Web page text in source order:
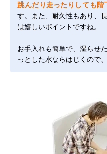
跳んだり走ったりしても階
す。また、耐久性もあり、
は嬉しいポイントですね。
お手入れも簡単で、湿らせ
っとした水ならはじくので